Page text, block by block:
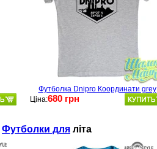
Футболка Dnipro Координати grey
Ціна:680 грн
Футболки для літа